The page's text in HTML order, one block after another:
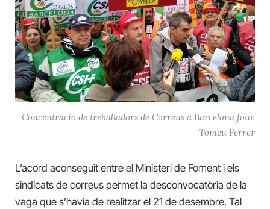
Concentració de treballadors de Correus a Barcelona foto:
Tomeu Ferrer
L’acord aconseguit entre el Ministeri de Foment i els
sindicats de correus permet la desconvocatòria de la
vaga que s’havia de realitzar el 21 de desembre. Tal